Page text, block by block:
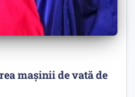
mașinii de vată de